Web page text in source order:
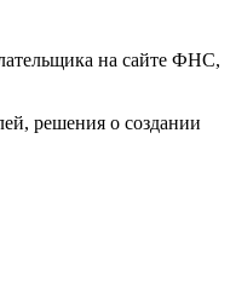
на сайте ФНС,
решения о создании